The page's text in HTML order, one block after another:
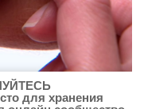
для хранения